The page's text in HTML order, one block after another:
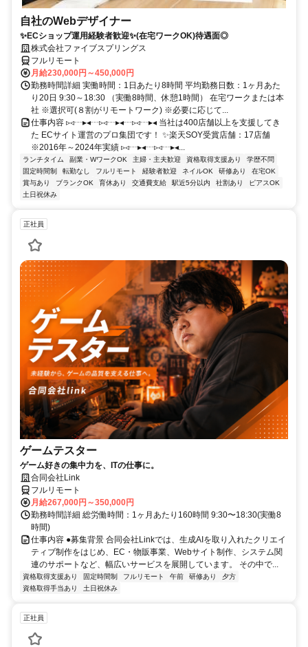
自社のWebデザイナー
✨ECショップ運用経験者歓迎✨(在宅ワークOK)待遇面◎
株式会社ファイブスプリングス
フルリモート
月給230,000円～450,000円
勤務時間詳細 実働時間：1日あたり8時間 平均勤務日数：1ヶ月あた
り20日 9:30～18:30 （実働8時間、休憩1時間） 在宅ワークまたは本
社 ※選択可(８割がリモートワーク) ※必要に応じて...
仕事内容 ▹◃┄▸◂┄▹◃┄▸◂┄▹◃┄▸◂ 当社は400店舗以上を支援してき
た ECサイト運営のプロ集団です！ ✨楽天SOY受賞店舗：17店舗
※2016年～2024年実績 ▹◃┄▸◂┄▹◃┄▸◂...
ランチタイム 副業・WワークOK 主婦・主夫歓迎 資格取得支援あり
学歴不問
固定時間制
転勤なし フルリモート 経験者歓迎 ネイルOK 研修あり
在宅OK
賞与あり
ブランクOK 育休あり 交通費支給 駅近5分以内 社割あり
ピアスOK
土日祝休み
正社員
ゲームテスター
ゲーム好きの集中力を、ITの仕事に。
合同会社Link
フルリモート
月給267,000円～350,000円
勤務時間詳細 総労働時間：1ヶ月あたり160時間 9:30〜18:30(実働8
時間)
仕事内容 ●募集背景 合同会社Linkでは、生成AIを取り入れたクリエイ
ティブ制作をはじめ、EC・物販事業、Webサイト制作、システム関
連のサポートなど、幅広いサービスを展開しています。 その中で...
資格取得支援あり 固定時間制 フルリモート 午前 研修あり
夕方
資格取得手当あり
土日祝休み
正社員